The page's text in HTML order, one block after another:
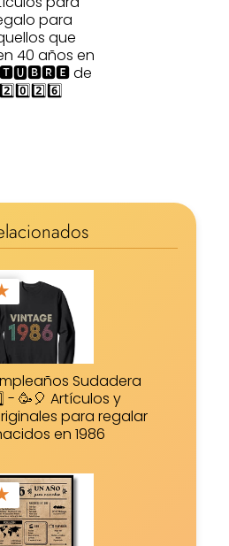
para
que
40 años en
de
2️⃣0️⃣2️⃣6️⃣
Sudadera
- 🥳🎈 Artículos y
para regalar
en 1986